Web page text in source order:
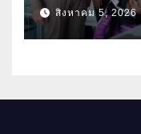
ธิดา ข้าราชการตำรวจจังหวัด
อุทัยธานี
สิงหาคม 5, 2026